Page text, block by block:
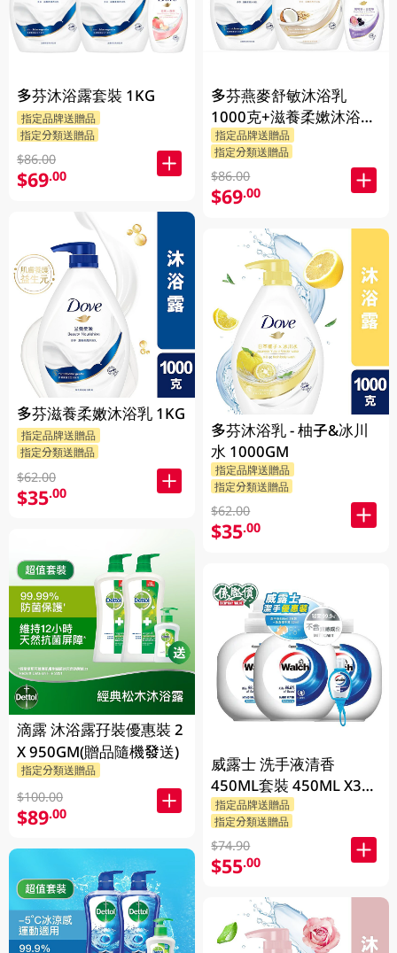
多芬沐浴露套裝 1KG
指定品牌送贈品
指定分類送贈品
$86.00
$69.00
多芬滋養柔嫩沐浴乳 1KG
指定品牌送贈品
指定分類送贈品
$62.00
$35.00
滴露 沐浴露孖裝優惠裝 2
X 950GM(贈品隨機發送)
指定分類送贈品
$100.00
$89.00
多芬燕麥舒敏沐浴乳
1000克+滋養柔嫰沐浴乳
1000克+Dove沐浴乳200
克 (隨機發送) 1PK
指定品牌送贈品
指定分類送贈品
$86.00
$69.00
多芬沐浴乳 - 柚子&冰川
水 1000GM
指定品牌送贈品
指定分類送贈品
$62.00
$35.00
威露士 洗手液清香
450ML套裝 450ML X3
BP
指定品牌送贈品
指定分類送贈品
$74.90
$55.00